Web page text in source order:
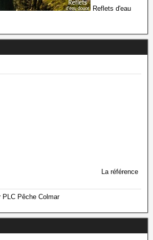
Reflets d'eau
La référence
PLC Pêche Colmar